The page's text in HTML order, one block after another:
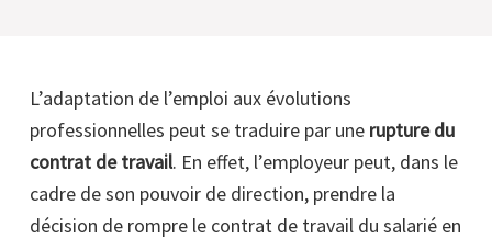
L’adaptation de l’emploi aux évolutions
professionnelles peut se traduire par une rupture du
contrat de travail. En effet, l’employeur peut, dans le
cadre de son pouvoir de direction, prendre la
décision de rompre le contrat de travail du salarié en